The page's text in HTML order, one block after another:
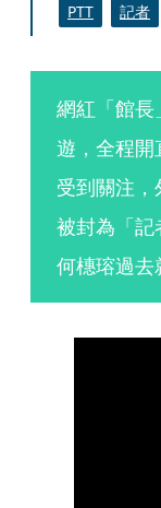
PTT 記者
網紅「館長
遊，全程
受到關注
被封為「記
何橞瑢過去